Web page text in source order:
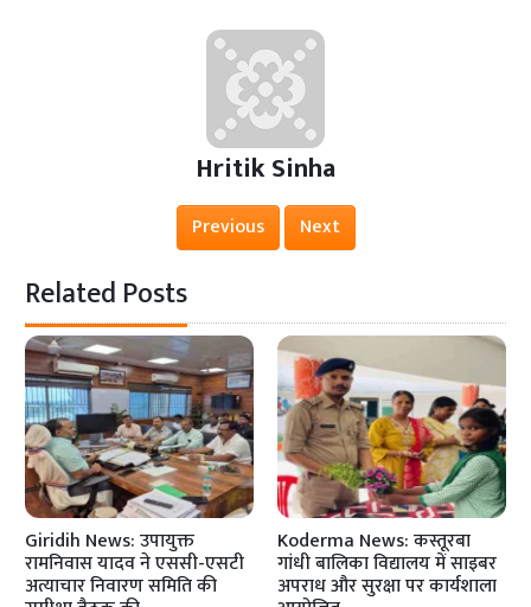
Hritik Sinha
Previous Next
Related Posts
Giridih News: उपायुक्त
रामनिवास यादव ने एससी-एसटी
अत्याचार निवारण समिति की
Koderma News: कस्तूरबा
गांधी बालिका विद्यालय में साइबर
अपराध और सुरक्षा पर कार्यशाला